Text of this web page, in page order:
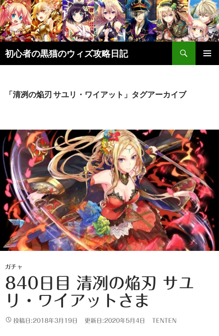
初心者の黒猫のウィズ攻略日記
検
索
ン
キ
ッ
プ
「清冽の焔刃 サユリ・ワイアット」タグアーカイブ
ガチャ
840日目 清冽の焔刃 サユ
リ・ワイアットさま
投稿日:2018年3月19日 更新日:2020年5月4日 TENTEN